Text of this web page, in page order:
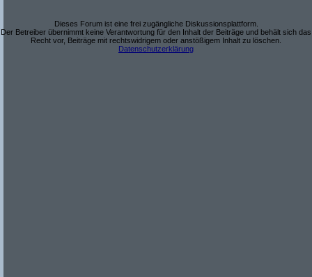
Dieses Forum ist eine frei zugängliche Diskussionsplattform.
Der Betreiber übernimmt keine Verantwortung für den Inhalt der Beiträge und behält sich das
Recht vor, Beiträge mit rechtswidrigem oder anstößigem Inhalt zu löschen.
Datenschutzerklärung